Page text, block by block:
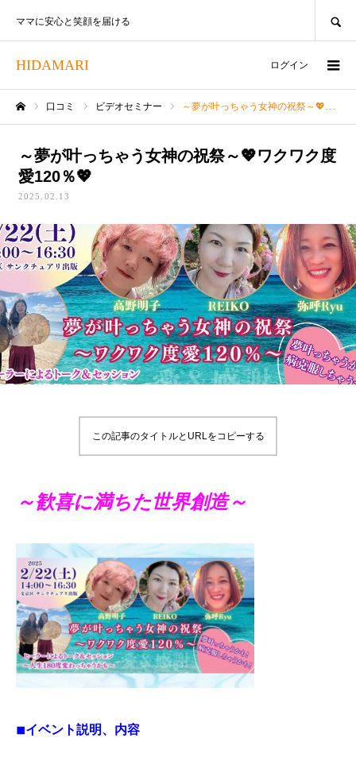
HIDAMARI
ママに安心と笑顔を届ける
ログイン
口コミ ビデオセミナー ～夢が叶っちゃう女神の祝祭～💖ワクワク度愛120％💖
～夢が叶っちゃう女神の祝祭～💖ワクワク度
愛120％💖
2025.02.13
この記事のタイトルとURLをコピーする
～歓喜に満ちた世界創造～
◾︎イベント説明、内容